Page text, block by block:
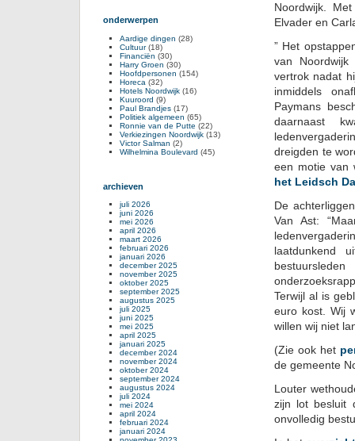
Noordwijk.
Elvader en
” Het
van
vertrok nadat
inmiddels
Paymans
daarnaast
dreigden te
een motie van
het Leidsch
De
Van Ast:
laatdunkend
Terwijl al is
euro kost. Wij
willen wij niet
(Zie ook het
de gemeente
Louter
zijn lot besluit
onvolledig
onderwerpen
Aardige dingen (28)
Cultuur(18)
Financiën (30)
Harry Groen (30)
Hoofdpersonen (154)
Horeca (32)
Hotels Noordwijk (16)
Kuuroord (9)
Paul Brandjes (17)
Politiek algemeen (65)
Ronnie van de Putte (22)
Verkiezingen Noordwijk (13)
Victor Salman (2)
Wilhelmina Boulevard (45)
archieven
juli 2026
juni 2026
mei 2026
april 2026
maart 2026
februari 2026
januari 2026
december 2025
november 2025
oktober 2025
september 2025
augustus 2025
juli 2025
juni 2025
mei 2025
april 2025
januari 2025
december 2024
november 2024
oktober 2024
september 2024
augustus 2024
juli 2024
mei 2024
april 2024
februari 2024
januari 2024